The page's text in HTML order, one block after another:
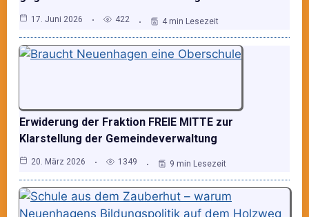
17. Juni 2026 422 4 min Lesezeit
Erwiderung der Fraktion FREIE MITTE zur
Klarstellung der Gemeindeverwaltung
20. März 2026 1349 9 min Lesezeit